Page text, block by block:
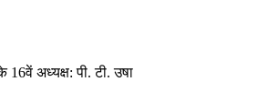
अध्यक्ष: पी. टी. उषा